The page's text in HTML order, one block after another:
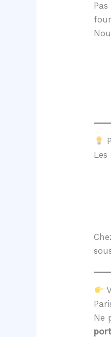
Ne